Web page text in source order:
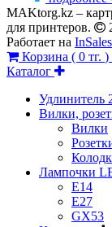
MAKtorg.kz –
для принтеров.
Работает на InSales
Корзина ( 0 тг. )
Каталог
Удлинитель
Вилки,
Вилки
Лампочки
E14
E27
GX53